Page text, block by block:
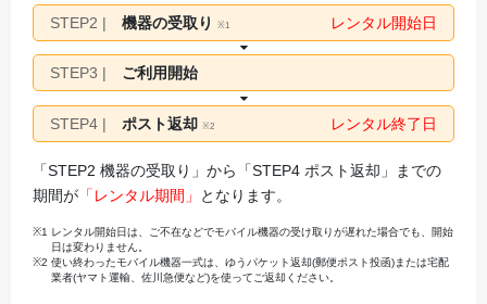
STEP2 | 機器の受取り ※1 レンタル開始日
STEP3 | ご利用開始
STEP4 | ポスト返却 ※2 レンタル終了日
「STEP2 機器の受取り」から「STEP4 ポスト返却」までの
期間が 「レンタル期間」 となります。
※1 レンタル開始日は、ご不在などでモバイル機器の受け取りが遅れた場合でも、開始
日は変わりません。
※2 使い終わったモバイル機器一式は、ゆうパケット返却(郵便ポスト投函)または宅配
業者(ヤマト運輸、佐川急便など)を使ってご返却ください。